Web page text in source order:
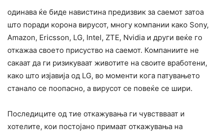
одинава ќе биде навистина предизвик за саемот затоа
што поради корона вирусот, многу компании како Sony,
Amazon, Ericsson, LG, Intel, ZTE, Nvidiа и други веќе го
откажаа своето присуство на саемот. Компаниите не
сакаат да ги ризикуваат животите на своите вработени,
како што изјавија од LG, во моменти кога патувањето
станало се поопасно, а вирусот се повеќе се шири.
Последиците од тие откажувања ги чувствваат и
хотелите, кои постојано примаат откажувања на